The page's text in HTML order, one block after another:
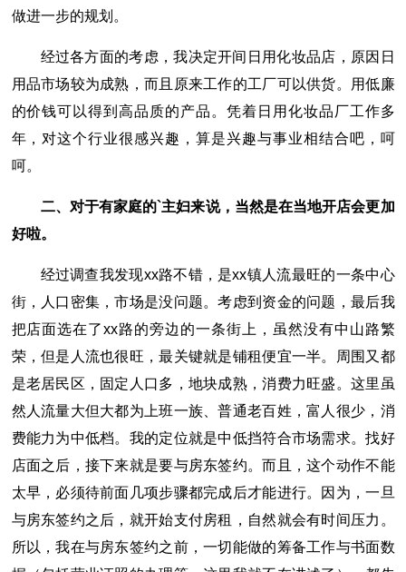
做进一步的规划。
经过各方面的考虑，我决定开间日用化妆品店，原因日
用品市场较为成熟，而且原来工作的工厂可以供货。用低廉
的价钱可以得到高品质的产品。凭着日用化妆品厂工作多
年，对这个行业很感兴趣，算是兴趣与事业相结合吧，呵
呵。
二、对于有家庭的`主妇来说，当然是在当地开店会更加
好啦。
经过调查我发现xx路不错，是xx镇人流最旺的一条中心
街，人口密集，市场是没问题。考虑到资金的问题，最后我
把店面选在了xx路的旁边的一条街上，虽然没有中山路繁
荣，但是人流也很旺，最关键就是铺租便宜一半。周围又都
是老居民区，固定人口多，地块成熟，消费力旺盛。这里虽
然人流量大但大都为上班一族、普通老百姓，富人很少，消
费能力为中低档。我的定位就是中低挡符合市场需求。找好
店面之后，接下来就是要与房东签约。而且，这个动作不能
太早，必须待前面几项步骤都完成后才能进行。因为，一旦
与房东签约之后，就开始支付房租，自然就会有时间压力。
所以，我在与房东签约之前，一切能做的筹备工作与书面数